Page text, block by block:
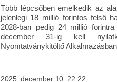
Több lépcsőben emelkedik az
jelenlegi 18 millió forintos felső
2028-ban pedig 24 millió
december 31-ig kell
Nyomtatványkitöltő
2025. december 10. 22:22,